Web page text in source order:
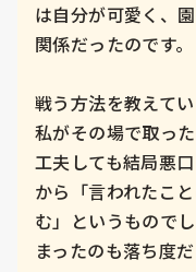
は自分が可愛く、
関係だったのです。
戦う方法を教えて
私がその場で取っ
工夫しても結局悪
から「言われたこ
む」というもので
まったのも落ち度